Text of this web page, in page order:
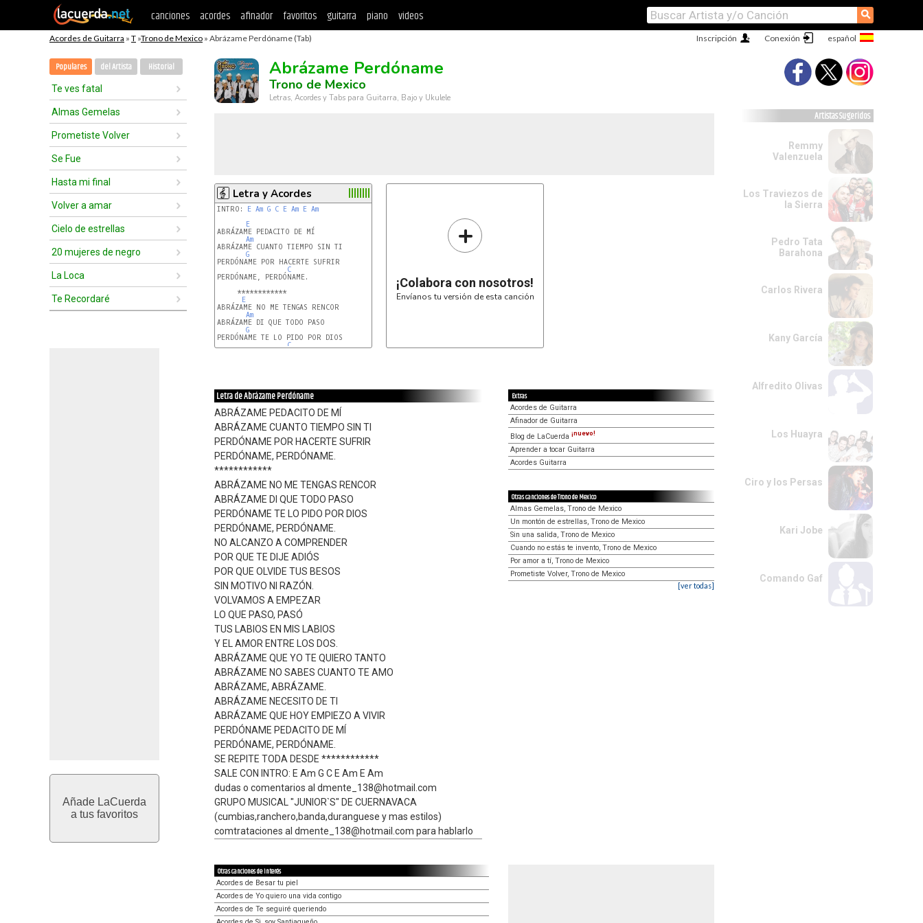
canciones acordes afinador favoritos guitarra piano videos ⚲
Acordes de Guitarra » T »Trono de Mexico » Abrázame Perdóname (Tab) Conexión
Inscripción
Populares del Artista Historial
Te ves fatal
Almas Gemelas
Prometiste Volver
Se Fue
Hasta mi final
Volver a amar
Cielo de estrellas
20 mujeres de negro
La Loca
Te Recordaré
Añade LaCuerda
a tus favoritos
Abrázame Perdóname
Trono de Mexico
Letras, Acordes y Tabs para Guitarra, Bajo y Ukulele
Letra y Acordes
INTRO: E Am G C E Am E Am
E
ABRÁZAME PEDACITO DE MÍ
Am
ABRÁZAME CUANTO TIEMPO SIN TI
G
PERDÓNAME POR HACERTE SUFRIR
C
PERDÓNAME, PERDÓNAME.
     ************
E
ABRÁZAME NO ME TENGAS RENCOR
Am
ABRÁZAME DI QUE TODO PASO
G
PERDÓNAME TE LO PIDO POR DIOS
C
+
¡Colabora con nosotros!
Envíanos tu versión de esta canción
Letra de Abrázame Perdóname
ABRÁZAME PEDACITO DE MÍ
ABRÁZAME CUANTO TIEMPO SIN TI
PERDÓNAME POR HACERTE SUFRIR
PERDÓNAME, PERDÓNAME.
************
ABRÁZAME NO ME TENGAS RENCOR
ABRÁZAME DI QUE TODO PASO
PERDÓNAME TE LO PIDO POR DIOS
PERDÓNAME, PERDÓNAME.
NO ALCANZO A COMPRENDER
POR QUE TE DIJE ADIÓS
POR QUE OLVIDE TUS BESOS
SIN MOTIVO NI RAZÓN.
VOLVAMOS A EMPEZAR
LO QUE PASO, PASÓ
TUS LABIOS EN MIS LABIOS
Y EL AMOR ENTRE LOS DOS.
ABRÁZAME QUE YO TE QUIERO TANTO
ABRÁZAME NO SABES CUANTO TE AMO
ABRÁZAME, ABRÁZAME.
ABRÁZAME NECESITO DE TI
ABRÁZAME QUE HOY EMPIEZO A VIVIR
PERDÓNAME PEDACITO DE MÍ
PERDÓNAME, PERDÓNAME.
SE REPITE TODA DESDE ************
SALE CON INTRO: E Am G C E Am E Am
dudas o comentarios al dmente_138@hotmail.com
GRUPO MUSICAL "JUNIOR`S" DE CUERNAVACA
(cumbias,ranchero,banda,duranguese y mas estilos)
comtrataciones al dmente_138@hotmail.com para hablarlo
Extras
Acordes de Guitarra
Afinador de Guitarra
Blog de LaCuerda ¡nuevo!
Aprender a tocar Guitarra
Acordes Guitarra
Otras canciones de Trono de Mexico
Almas Gemelas, Trono de Mexico
Un montón de estrellas, Trono de Mexico
Sin una salida, Trono de Mexico
Cuando no estás te invento, Trono de Mexico
Por amor a tí, Trono de Mexico
Prometiste Volver, Trono de Mexico
[ver todas]
Otras canciones de interés
Acordes de Besar tu piel
Acordes de Yo quiero una vida contigo
Acordes de Te seguiré queriendo
Artistas Sugeridos
Remmy
Valenzuela
Los Traviezos de
la Sierra
Pedro Tata
Barahona
Carlos Rivera
Kany García
Alfredito Olivas
Los Huayra
Ciro y los Persas
Kari Jobe
Comando Gaf